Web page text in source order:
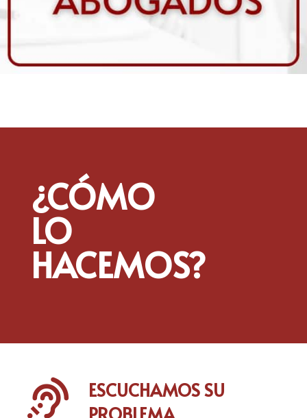
¿CÓMO
LO
HACEMOS?

ESCUCHAMOS SU